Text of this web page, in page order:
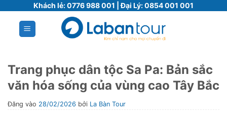
Khách lẻ:0776 988 001 | Đại Lý:0854 001 001
Trang phục dân tộc Sa Pa: Bản sắc
văn hóa sống của vùng cao Tây Bắc
Đăng vào 28/02/2026 bởi La Bàn Tour